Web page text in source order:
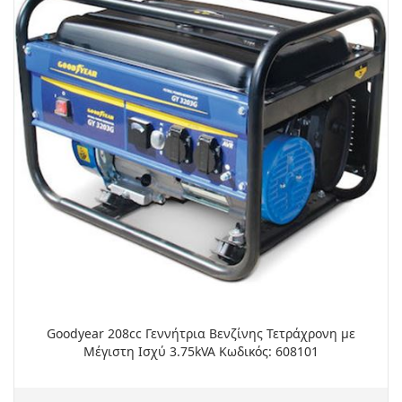
Goodyear 208cc Γεννήτρια Βενζίνης Τετράχρονη με
Μέγιστη Ισχύ 3.75kVA Κωδικός: 608101